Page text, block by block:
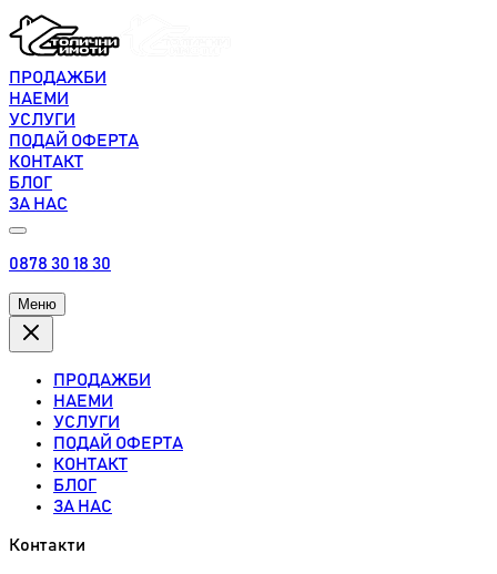
ПРОДАЖБИ
НАЕМИ
УСЛУГИ
ПОДАЙ ОФЕРТА
КОНТАКТ
БЛОГ
ЗА НАС
0878 30 18 30
Меню
ПРОДАЖБИ
НАЕМИ
УСЛУГИ
ПОДАЙ ОФЕРТА
КОНТАКТ
БЛОГ
ЗА НАС
Контакти